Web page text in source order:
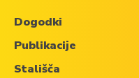
Dogodki
Publikacije
Stališča